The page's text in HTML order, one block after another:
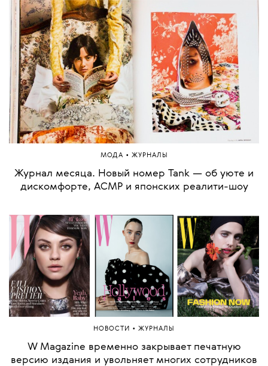
МОДА • ЖУРНАЛЫ
Журнал месяца. Новый номер Tank — об уюте и
дискомфорте, АСМР и японских реалити-шоу
НОВОСТИ • ЖУРНАЛЫ
W Magazine временно закрывает печатную
версию издания и увольняет многих сотрудников